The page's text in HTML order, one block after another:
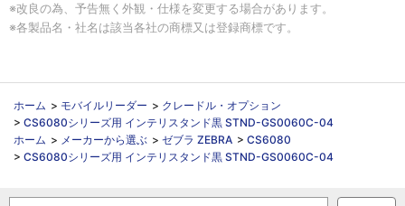
S
B
様
※改良の為、予告無く外観・仕様を変更する場合があります。
※各製品名・社名は該当各社の商標又は登録商標です。
ホーム > モバイルリーダー > クレードル・オプション
> CS6080シリーズ用 インテリスタンド黒 STND-GS0060C-04
ホーム > メーカーから選ぶ > ゼブラ ZEBRA > CS6080
> CS6080シリーズ用 インテリスタンド黒 STND-GS0060C-04